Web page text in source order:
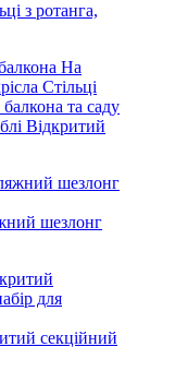
з ротанга,
Відкритий
шезлонг
секційний